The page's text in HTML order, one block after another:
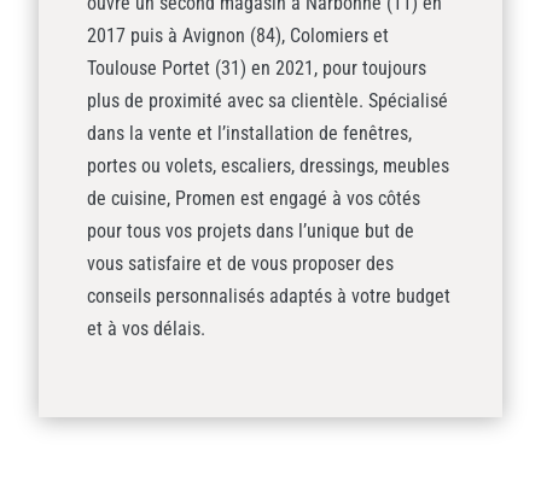
2017 puis à Avignon (84), Colomiers et
Toulouse Portet (31) en 2021, pour toujours
plus de proximité avec sa clientèle. Spécialisé
dans la vente et l’installation de fenêtres,
portes ou volets, escaliers, dressings, meubles
de cuisine, Promen est engagé à vos côtés
pour tous vos projets dans l’unique but de
vous satisfaire et de vous proposer des
conseils personnalisés adaptés à votre budget
et à vos délais.